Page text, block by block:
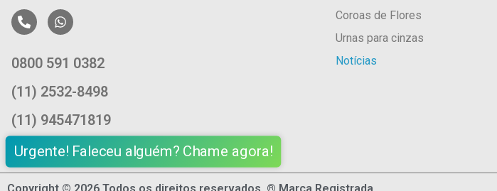
0800 591 0382
(11) 2532-8498
(11) 945471819
Coroas de Flores
Urnas para cinzas
Notícias
Urgente! Faleceu alguém? Chame agora!
Copyright © 2026 Todos os direitos reservados. ® Marca Registrada